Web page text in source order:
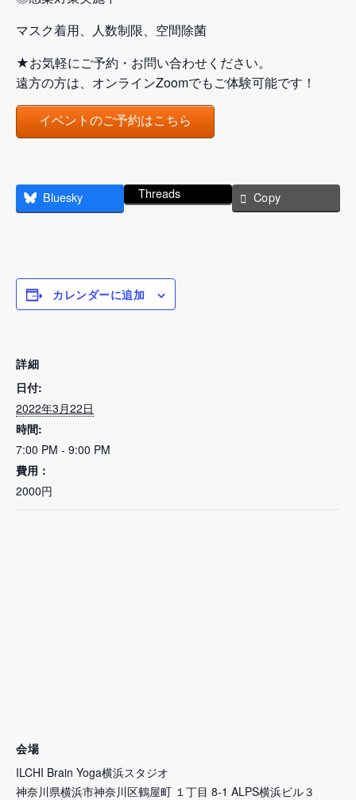
マスク着用、人数制限、空間除菌
★お気軽にご予約・お問い合わせください。
遠方の方は、オンラインZoomでもご体験可能です！
イベントのご予約はこちら
Bluesky Threads Copy
カレンダーに追加
詳細
日付:
2022年3月22日
時間:
7:00 PM - 9:00 PM
費用：
2000円
会場
ILCHI Brain Yoga横浜スタジオ
神奈川県横浜市神奈川区鶴屋町 １丁目 8-1 ALPS横浜ビル３